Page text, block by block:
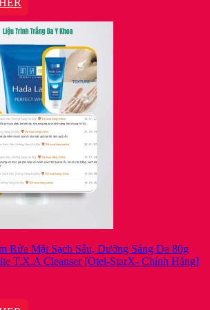
Rửa Mặt Sạch Sâu, Dưỡng Sáng Da 80g
T.X.A Cleanser [Otel-StarX- Chính Hãng]